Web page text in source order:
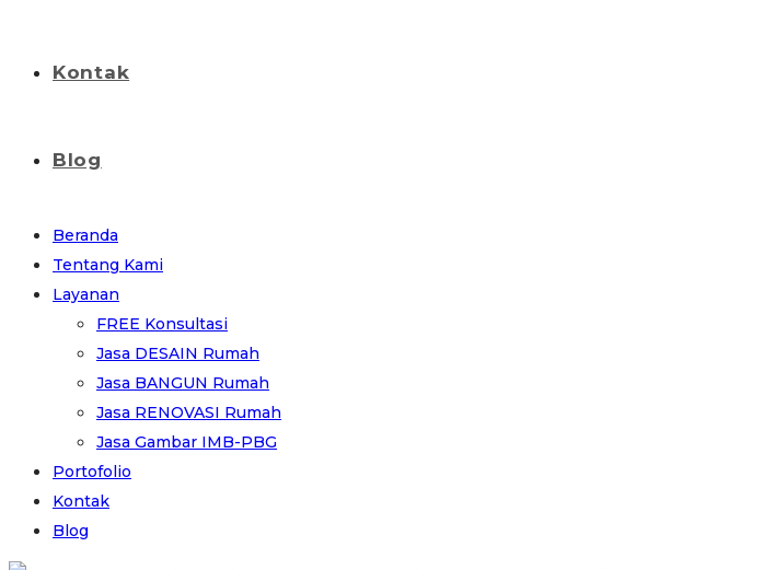
Kontak
Blog
Beranda
Tentang Kami
Layanan
FREE Konsultasi
Jasa DESAIN Rumah
Jasa BANGUN Rumah
Jasa RENOVASI Rumah
Jasa Gambar IMB-PBG
Portofolio
Kontak
Blog